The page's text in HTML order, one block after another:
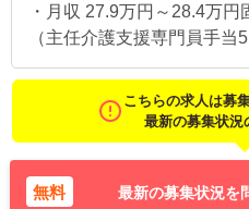
・月収 27.9万円～28.4万
（主任介護支援専門員手当
こちらの求人は募
最新の募集状況
無料 最新の募集状況を